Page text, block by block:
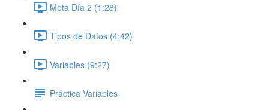
Meta Día 2 (1:28)
Tipos de Datos (4:42)
Variables (9:27)
Práctica Variables